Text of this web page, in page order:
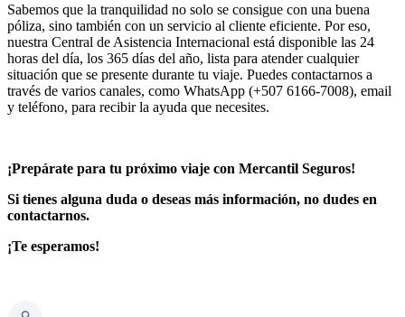
Sabemos que la tranquilidad no solo se consigue con una buena
póliza, sino también con un servicio al cliente eficiente. Por eso,
nuestra Central de Asistencia Internacional está disponible las 24
horas del día, los 365 días del año, lista para atender cualquier
situación que se presente durante tu viaje. Puedes contactarnos a
través de varios canales, como WhatsApp (+507 6166-7008), email
y teléfono, para recibir la ayuda que necesites.
¡Prepárate para tu próximo viaje con Mercantil Seguros!
Si tienes alguna duda o deseas más información, no dudes en
contactarnos.
¡Te esperamos!